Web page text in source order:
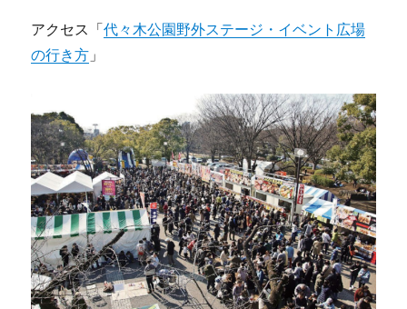
アクセス「代々木公園野外ステージ・イベント広場
の行き方 」